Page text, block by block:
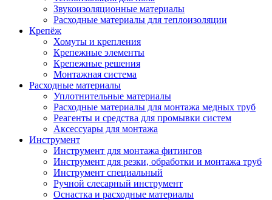
Звукоизоляционные материалы
Расходные материалы для теплоизоляции
Крепёж
Хомуты и крепления
Крепежные элементы
Крепежные решения
Монтажная система
Расходные материалы
Уплотнительные материалы
Расходные материалы для монтажа медных труб
Реагенты и средства для промывки систем
Аксессуары для монтажа
Инструмент
Инструмент для монтажа фитингов
Инструмент для резки, обработки и монтажа труб
Инструмент специальный
Ручной слесарный инструмент
Оснастка и расходные материалы